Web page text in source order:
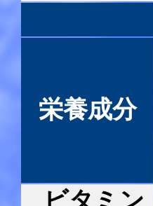
栄養成分
ビタミン